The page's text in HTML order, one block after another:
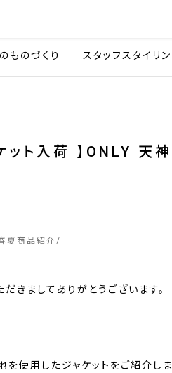
ものづくり スタッフスタイリ
ット入荷 】ONLY 天
夏商品紹介
ましてありがとうございます。
を使用したジャケットをご紹介し